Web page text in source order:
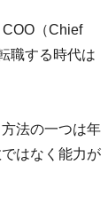
（Chief
職する時代は
法の一つは年
はなく能力が